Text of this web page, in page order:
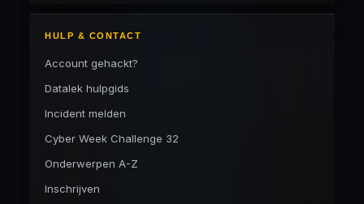
HULP & CONTACT
Account gehackt?
Datalek hulpgids
Incident melden
Cyber Week Challenge 32
Onderwerpen A-Z
Inschrijven